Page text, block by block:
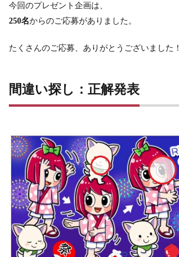
今回のプレゼント企画は、
250名からのご応募がありました。
たくさんのご応募、ありがとうございました！
間違い探し：正解発表